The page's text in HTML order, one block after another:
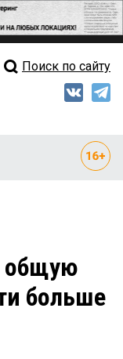
выпуск
Поиск по сайту
общую
больше